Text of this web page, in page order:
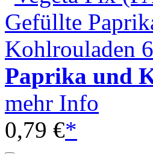
Paprika und
mehr Info
0,79 €*